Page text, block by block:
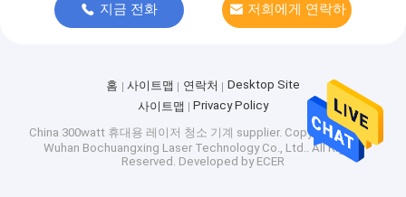
지금 전화 저희에게 연락하
홈 사이트맵 연락처
Desktop Site
사이트맵
Privacy Policy
China 300watt 휴대용 레이저 청소 기계 supplier. Copyright © 2026
Wuhan Bochuangxing Laser Technology Co., Ltd.. All Rights
Reserved. Developed by ECER